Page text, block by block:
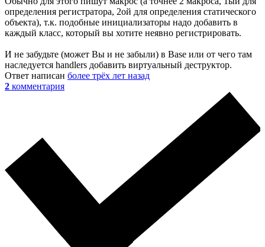
определения регистратора, 2ой для определения статического
объекта), т.к. подобные инициализаторы надо добавить в
каждый класс, который вы хотите неявно регистрировать.
И не забудьте (может Вы и не забыли) в Base или от чего там
наследуется handlers добавить виртуальный деструктор.
Ответ написан более трёх лет назад
2 комментария